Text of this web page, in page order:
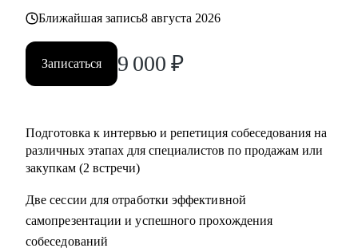
• Помощь в подготовке к прохождению тестирования SHL
Кому могу помочь:
• B2B продажи и закупки (услуги, товары)
• маркетплейсы.
Ближайшая запись8 августа 2026
Записаться 9 000 ₽
Подготовка к интервью и репетиция собеседования на
различных этапах для специалистов по продажам или
закупкам (2 встречи)
Две сессии для отработки эффективной
самопрезентации и успешного прохождения
собеседований